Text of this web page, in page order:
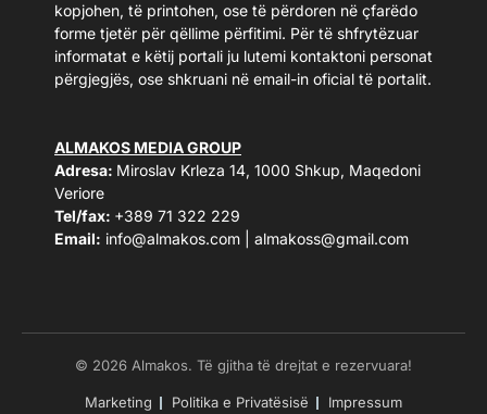
kopjohen, të printohen, ose të përdoren në çfarëdo
forme tjetër për qëllime përfitimi. Për të shfrytëzuar
informatat e këtij portali ju lutemi kontaktoni personat
përgjegjës, ose shkruani në email-in oficial të portalit.
ALMAKOS MEDIA GROUP
Adresa: Miroslav Krleza 14, 1000 Shkup, Maqedoni
Veriore
Tel/fax: +389 71 322 229
Email: info@almakos.com almakoss@gmail.com
© 2026 Almakos. Të gjitha të drejtat e rezervuara!
Marketing Politika e Privatësisë Impressum